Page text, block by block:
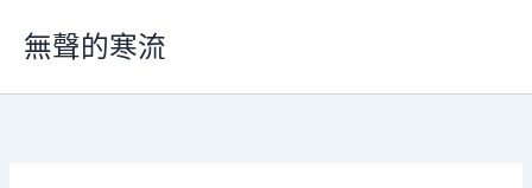
要
無聲的寒流